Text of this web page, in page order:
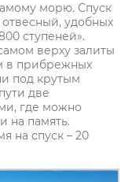
морю. Спуск
удобных
ступеней».
верху залиты
в прибрежных
под крутым
две
где можно
на память.
на спуск – 20